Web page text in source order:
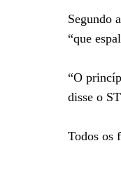
Segundo
“que
“O
disse o
Todos os